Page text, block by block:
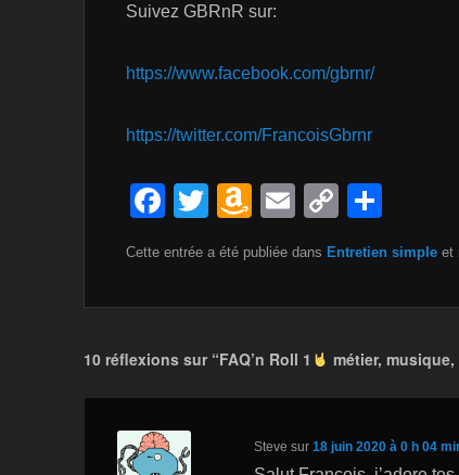
Suivez GBRnR sur:
https://www.facebook.com/gbrnr/
https://twitter.com/FrancoisGbrnr
F
c
e
o
o
k
T
tt
er
A
a
z
n
W
is
E
ail
C
p
y
n
k
ta
g
Cette entrée a été publiée dans Entretien simple et
10 réflexions sur “FAQ’n Roll 1 métier,
Steve sur 18 juin 2020 à 0 h 04